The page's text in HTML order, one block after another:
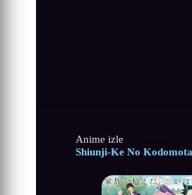
Anime izle
Shiunji-Ke No